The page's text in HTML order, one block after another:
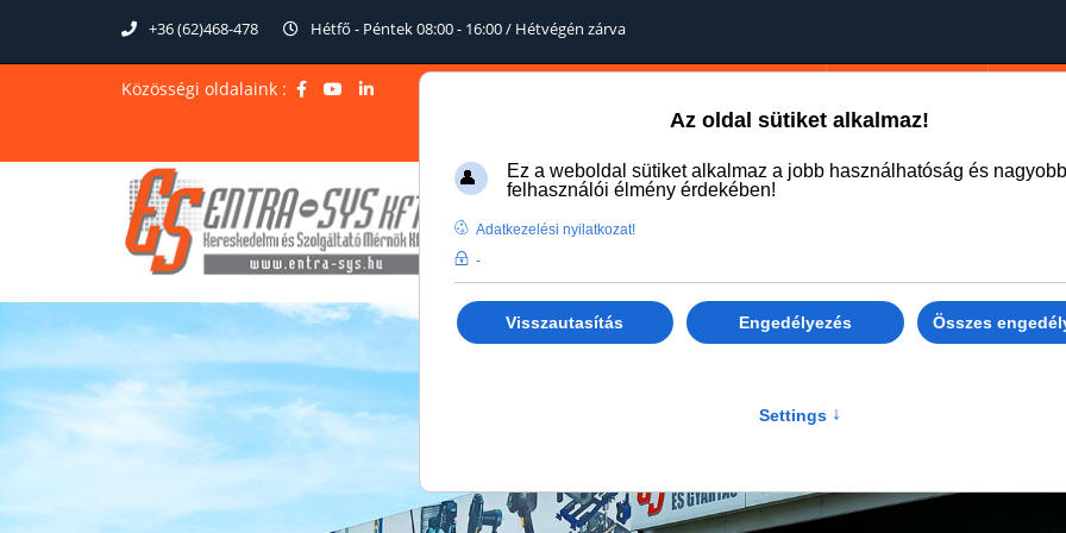
Az oldal sütiket alkalmaz!
Ez a weboldal sütiket alkalmaz a jobb használhatóság és nagyobb
felhasználói élmény érdekében!
Adatkezelési nyilatkozat!
-
Visszautasítás Engedélyezés Összes
Settings ↑
+36 (62)468-478 Hétfő - Péntek 08:00 - 16:00 / Hétvégén zárva
Közösségi oldalaink :